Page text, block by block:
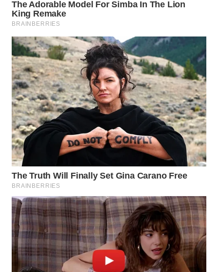
NIAS
LANGKAT
WN
TAPANULI
SELATAN
WN
TANJUNG
LESUNG
WN
KARO
WN
SIMALUNGUN
WN
LABUHANBATU
WN